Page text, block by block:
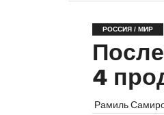
РОССИЯ / МИР
4
Рамиль